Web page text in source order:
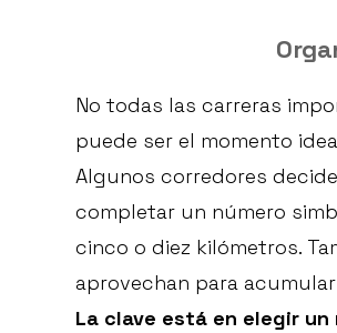
No todas las carreras
puede ser el momento
Algunos corredores
completar un número
cinco o diez kilómetros.
aprovechan para
La clave está en elegir